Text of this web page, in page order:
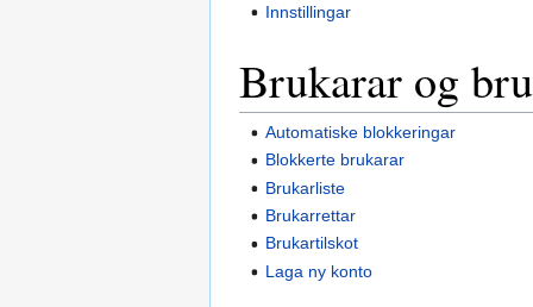
Innstillingar
Brukarar og
Automatiske blokkeringar
Blokkerte brukarar
Brukarliste
Brukarrettar
Brukartilskot
Laga ny konto